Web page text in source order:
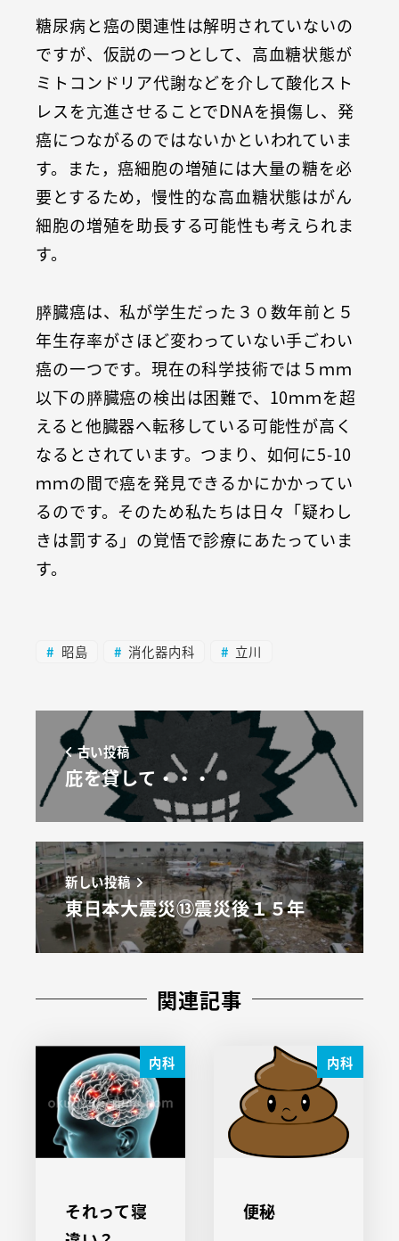
糖尿病と癌の関連性は解明されていないの
ですが、仮説の一つとして、高血糖状態が
ミトコンドリア代謝などを介して酸化スト
レスを亢進させることでDNAを損傷し、発
癌につながるのではないかといわれていま
す。また，癌細胞の増殖には大量の糖を必
要とするため，慢性的な高血糖状態はがん
細胞の増殖を助長する可能性も考えられま
す。
膵臓癌は、私が学生だった３０数年前と５
年生存率がさほど変わっていない手ごわい
癌の一つです。現在の科学技術では５ｍｍ
以下の膵臓癌の検出は困難で、10ｍｍを超
えると他臓器へ転移している可能性が高く
なるとされています。つまり、如何に5-10
ｍｍの間で癌を発見できるかにかかってい
るのです。そのため私たちは日々「疑わし
きは罰する」の覚悟で診療にあたっていま
す。
昭島 消化器内科 立川
古い投稿
庇を貸して・・・
新しい投稿
東日本大震災⑬震災後１５年
関連記事
内科
それって寝
内科
便秘